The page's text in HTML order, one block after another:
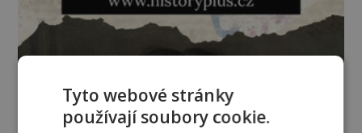
Tyto webové stránky
používají soubory cookie.